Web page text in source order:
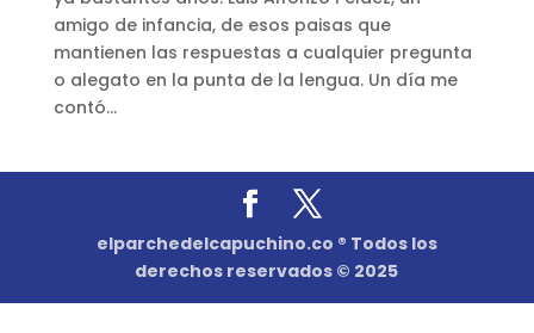
amigo de infancia, de esos paisas que
mantienen las respuestas a cualquier pregunta
o alegato en la punta de la lengua. Un día me
contó...
elparchedelcapuchino.co ® Todos los
derechos reservados © 2025